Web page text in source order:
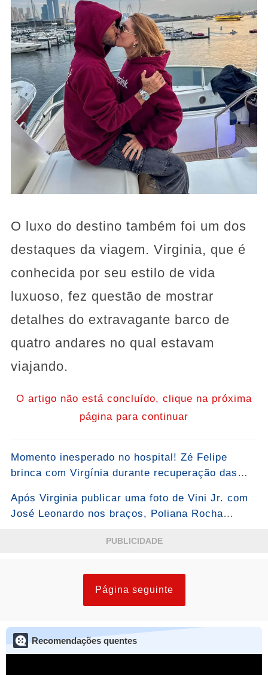
O luxo do destino também foi um dos
destaques da viagem. Virginia, que é
conhecida por seu estilo de vida
luxuoso, fez questão de mostrar
detalhes do extravagante barco de
quatro andares no qual estavam
viajando.
O artigo não está concluído, clique na próxima
página para continuar
Momento inesperado no hospital! Zé Felipe
brinca com Virgínia durante recuperação das
Após Virginia publicar uma foto de Vini Jr. com
José Leonardo nos braços, Poliana Rocha
acompanhado da frase: “Pai é pai”
PUBLICIDADE
Página seguinte
Recomendações quentes